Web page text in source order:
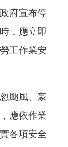
府宣布停
，應立即
工作業安
颱風、豪
應依作業
各項安全